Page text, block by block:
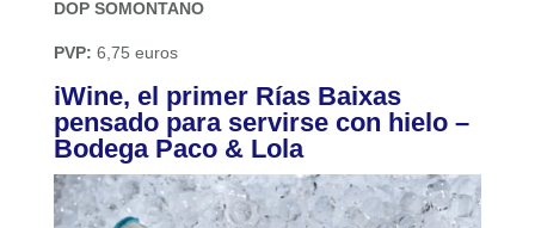
DOP SOMONTANO
PVP: 6,75 euros
iWine, el primer Rías Baixas
pensado para servirse con hielo –
Bodega Paco & Lola